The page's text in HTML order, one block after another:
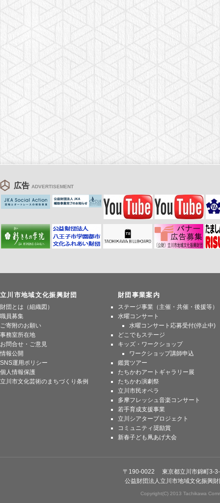
広告 ADVERTISEMENT
立川市地域文化振興財団
財団とは（組織図）
職員募集
ご寄附のお願い
事務室所在地
お問合せ・ご意見
情報公開
SNS運用ポリシー
個人情報保護
立川市文化芸術のまちづくり条例
財団事業案内
ステージ事業（主催・共催・後援等）
水曜コンサート
水曜コンサート応募受付(停止中)
どこでもステージ
キッズ・ワークショップ
ワークショップ講師申込
鑑賞ツアー
たちかわアートギャラリー展
たちかわ演劇祭
立川市民オペラ
多摩フレッシュ音楽コンサート
若手育成支援事業
立川シアタープロジェクト
コミュニティ奨励賞
新春子ども凧あげ大会
〒190-0022 東京都立川市錦町3-
公益財団法人立川市地域文化振興
Copyright(C) 2013 Tachikawa